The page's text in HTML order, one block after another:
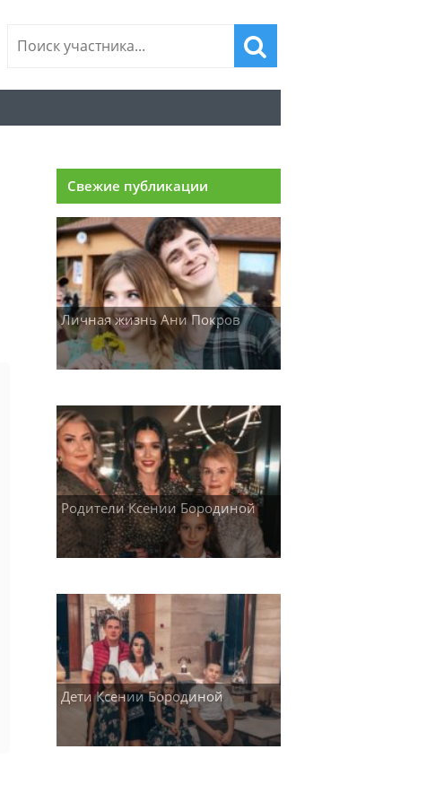
Свежие публикации
Личная жизнь Ани Покров
Родители Ксении Бородиной
Дети Ксении Бородиной